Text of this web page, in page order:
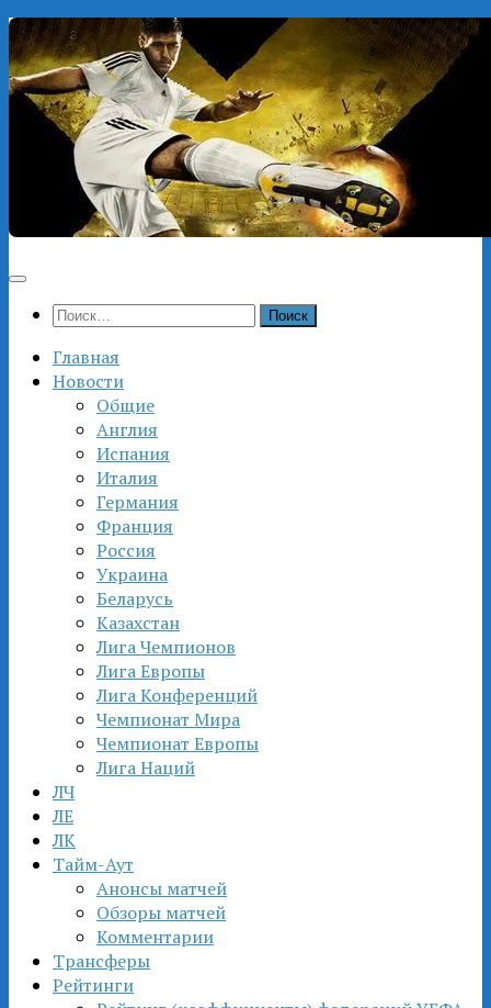
Перейти
к
содержимому
Найти:
Главная
Новости
Общие
Англия
Испания
Италия
Германия
Франция
Россия
Украина
Беларусь
Казахстан
Лига Чемпионов
Лига Европы
Лига Конференций
Чемпионат Мира
Чемпионат Европы
Лига Наций
ЛЧ
ЛЕ
ЛК
Тайм-Аут
Анонсы матчей
Обзоры матчей
Комментарии
Трансферы
Рейтинги